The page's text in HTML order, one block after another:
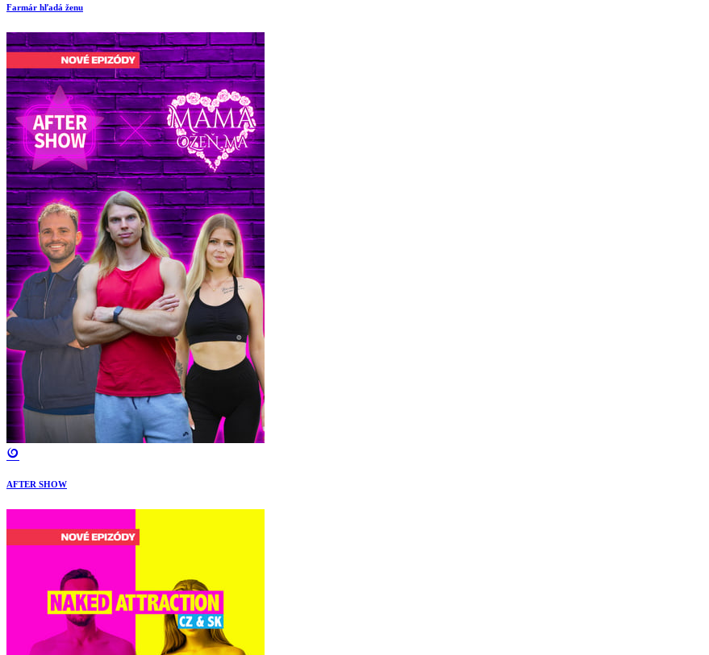
Farmár hľadá ženu
AFTER SHOW